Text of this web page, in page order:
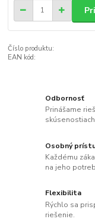
Číslo produktu:
EAN kód:
Odbornosť
Prinášame
Osobný
Každému
na jeho
Flexibilita
Rýchlo sa
riešenie.